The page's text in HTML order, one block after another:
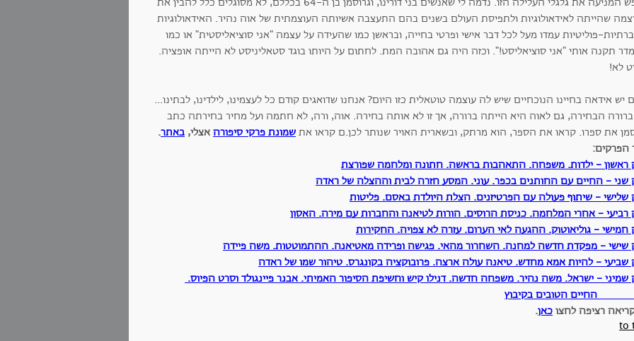
שהייתה לאידאולוגיות ולתפיסת העולם בשנים בהם התעצבה אשיותה העוצמתית של אוה נהיר. האידאולוגיות
פוליטיות עמדו מעל לכל דבר אישי ופרטי בחייה, ובראשן כמו שהעידה על עצמה "אני סוציאליסטית" או כמו
תקנה אותי "אני סוציאליסט!". וכזה היה גם אהובה המת. לחתום על היותו בוגד סטאליניסט לא הייתה אופציה.
לא!
יש אידאה בחיינו הנוכחיים שיש לה עוצמה טוטאלית כזו היום? אנחנו שדואגים קודם כל לעצמינו, לילדינו, לבתינו...
ברורה הבחירה, גם לאוה היא הייתה ברורה, אך זו לא אותה בחירה. אוה, ורה, לא חתמה ועל מחיר בחירתה כתב
את ספרו. קראו את הספר, הוא מרתק, ובשארית האויר שנותר לכן.ם קראו את שמונת פרקי סיפורה אצלי, באתר.
הפרקים:
ראשון - ילדות. משפחה. התאהבות בראשה. חתונה ומלחמה שפורצת
שני - החיים עם החותנים בכפר. עוני. המסע חזרה לבית וההצלה של ראדה
שלישי - שיתוף פעולה עם הפרטיזנים. הצלת היולדת באסם. פליטות
רביעי - אחרי המלחמה. כניסת הרוסים. הורות לטיאנה והחברות עם מירה. האסון
חמישי - גוליאוטוק. ההגעה לאי הערום. עזרה לא צפויה. החקירות
שישי - מפקדת חדשה למחנה. השחרור מהאי. פגישה ופרידה מאטיאנה. ההתמוטטות. משה פיידה
שביעי - להיות אמא מחדש. טיאנה עולה ארצה. פרובוקציה בקונגרס. טיהור שמו של ראדה
שמיני - ישראל. משה נהיר. משפחה חדשה. דנילו קיש וחשיפת הסיפור האמיתי. אבנר פיינגולד וסרט הפיוס.
הטובים בקיבוץ
רציפה לחצו כאן.
to